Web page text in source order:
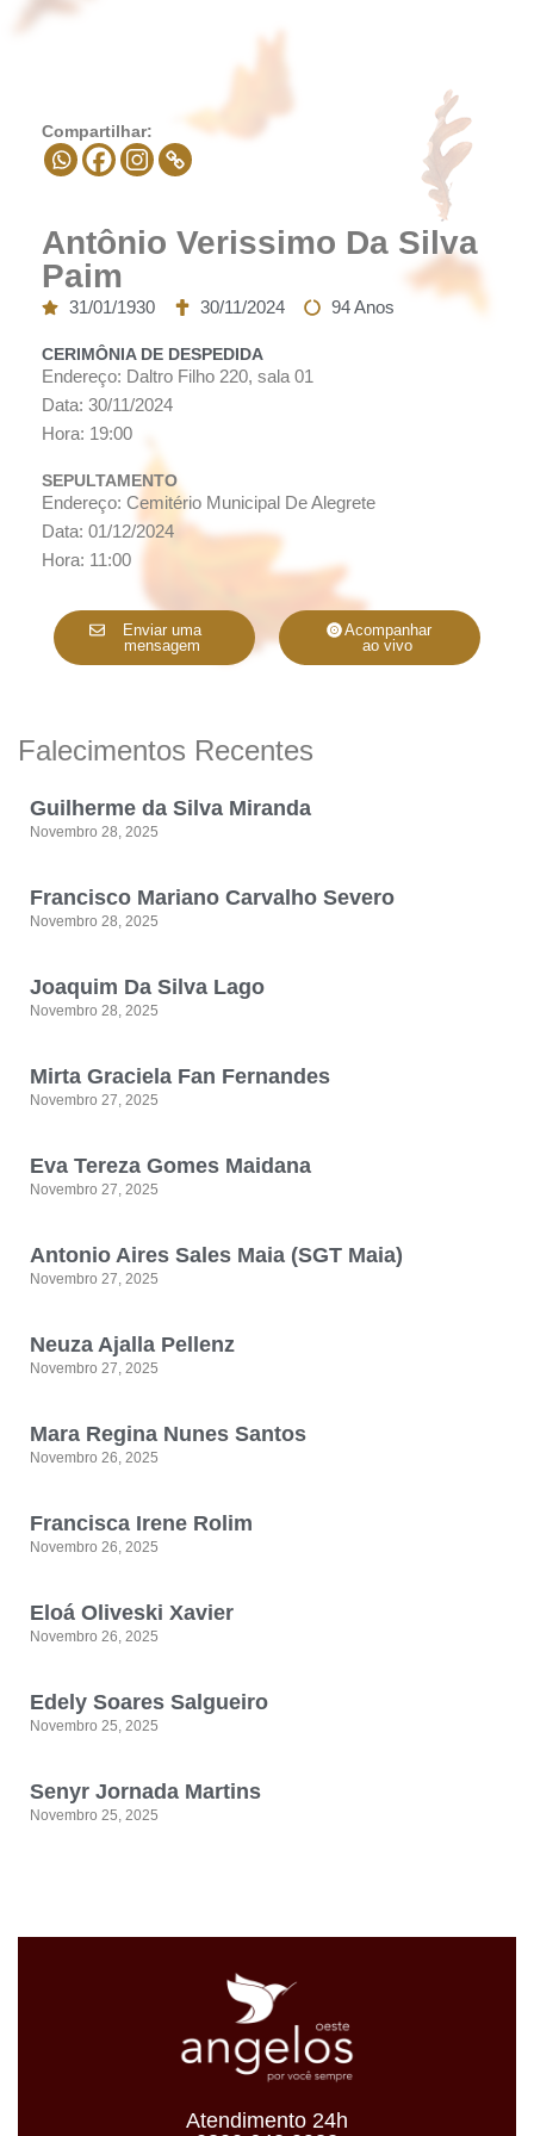
Compartilhar:
Antônio Verissimo Da Silva
Paim
31/01/1930 30/11/2024 94 Anos
CERIMÔNIA DE DESPEDIDA
Endereço: Daltro Filho 220, sala 01
Data: 30/11/2024
Hora: 19:00
SEPULTAMENTO
Endereço: Cemitério Municipal De Alegrete
Data: 01/12/2024
Hora: 11:00
Enviar uma
mensagem
Acompanhar
ao vivo
Falecimentos Recentes
Guilherme da Silva Miranda
Novembro 28, 2025
Francisco Mariano Carvalho Severo
Novembro 28, 2025
Joaquim Da Silva Lago
Novembro 28, 2025
Mirta Graciela Fan Fernandes
Novembro 27, 2025
Eva Tereza Gomes Maidana
Novembro 27, 2025
Antonio Aires Sales Maia (SGT Maia)
Novembro 27, 2025
Neuza Ajalla Pellenz
Novembro 27, 2025
Mara Regina Nunes Santos
Novembro 26, 2025
Francisca Irene Rolim
Novembro 26, 2025
Eloá Oliveski Xavier
Novembro 26, 2025
Edely Soares Salgueiro
Novembro 25, 2025
Senyr Jornada Martins
Novembro 25, 2025
Atendimento 24h